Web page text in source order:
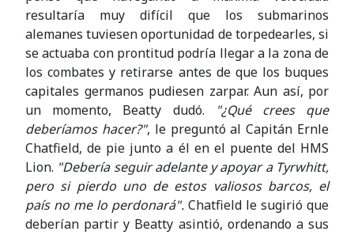
resultaría muy difícil que los submarinos
alemanes tuviesen oportunidad de torpedearles, si
se actuaba con prontitud podría llegar a la zona de
los combates y retirarse antes de que los buques
capitales germanos pudiesen zarpar. Aun así, por
un momento, Beatty dudó.
"¿Qué crees que
deberíamos hacer?", le preguntó al Capitán Ernle
Chatfield, de pie junto a él en el puente del HMS
Lion. "Debería seguir adelante y apoyar a Tyrwhitt,
pero si pierdo uno de estos valiosos barcos, el
país no me lo perdonará". Chatfield le sugirió que
deberían partir y Beatty asintió, ordenando a sus